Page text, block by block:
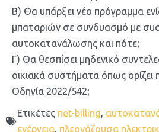
Β) Θα υπάρξει νέο πρόγραμμα
μπαταριών σε συνδυασμό με
αυτοκατανάλωσης και πότε;
Γ) Θα θεσπίσει μηδενικό
οικιακά συστήματα όπως ορίζει
Οδηγία 2022/542;
Ετικέτες net-billing,
ενέργεια, πλεονάζουσα